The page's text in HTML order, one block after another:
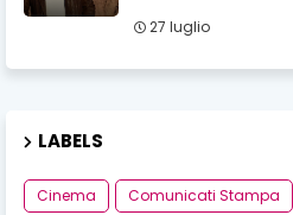
27 luglio
LABELS
Cinema Comunicati Stampa